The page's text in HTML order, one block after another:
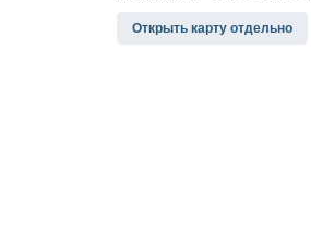
Открыть карту отдельно